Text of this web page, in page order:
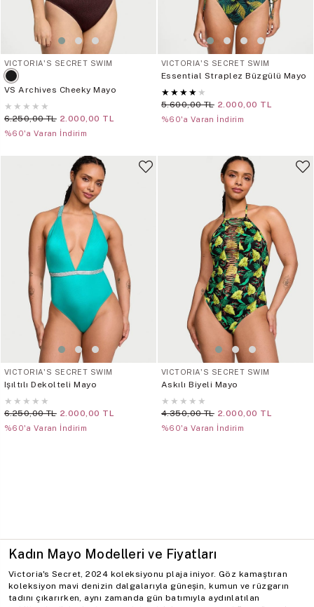
VICTORIA'S SECRET SWIM
VS Archives Cheeky Mayo
★ ★ ★ ★ ★
6.250,00 TL 2.000,00 TL
%60'a Varan İndirim
VICTORIA'S SECRET SWIM
Essential Straplez Büzgülü Mayo
★ ★ ★ ★ ★
5.600,00 TL 2.000,00 TL
%60'a Varan İndirim
VICTORIA'S SECRET SWIM
Işıltılı Dekolteli Mayo
★ ★ ★ ★ ★
6.250,00 TL 2.000,00 TL
%60'a Varan İndirim
VICTORIA'S SECRET SWIM
Askılı Biyeli Mayo
★ ★ ★ ★ ★
4.350,00 TL 2.000,00 TL
%60'a Varan İndirim
Kadın Mayo Modelleri ve Fiyatları
Victoria's Secret, 2024 koleksiyonu plaja iniyor. Göz kamaştıran
koleksiyon mavi denizin dalgalarıyla güneşin, kumun ve rüzgarın
tadını çıkarırken, aynı zamanda gün batımıyla aydınlatılan